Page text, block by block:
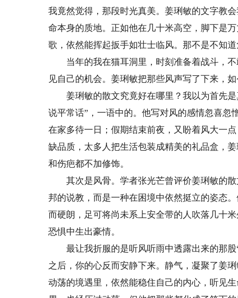
我竟然觉得，那段时光真美。姜琍敏的文字教
命本身的质地。正如他在几十米高空，脚下是
歌，依然能挥起扳手如壮士临风。那不是不知
当年的我在猫耳洞里，时刻准备着战斗，不
见自己的机会。姜琍敏把那些风声写了下来，
姜琍敏的散文究竟好在哪里？我以为首先是
说平常话”，一语中的。他写对风的感情忽喜忽
在家多待一日；假期结束前夜，又盼着风大一
缺品质，太多人把生活包装成精美的礼品盒，
和伤疤都不加修饰。
其次是风骨。学者张光芒曾评价姜琍敏的散
邦的说教，而是一种在困境中依然挺立的姿态
而硬朗，足可将尚未系上安全带的人吹落几十
恐惧中生出豪情。
最让我折服的是听风听雨中透露出来的那股
之后，你的心反而安静下来。静气，凝聚了姜
动荡的境遇里，依然能稳住自己的内心，听见